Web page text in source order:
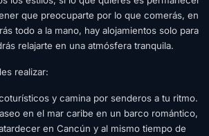
que preocuparte por lo que comerás, en
todo a la mano, hay alojamientos solo para
relajarte en una atmósfera tranquila.
realizar:
y camina por senderos a tu ritmo.
en el mar caribe en un barco romántico,
en Cancún y al mismo tiempo de